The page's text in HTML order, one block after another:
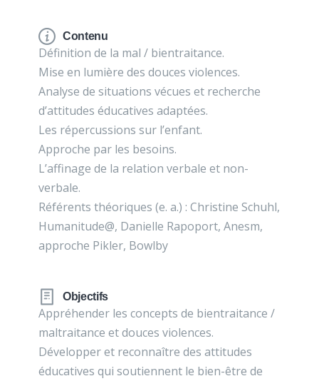
Contenu
Définition de la mal / bientraitance.
Mise en lumière des douces violences.
Analyse de situations vécues et recherche
d’attitudes éducatives adaptées.
Les répercussions sur l’enfant.
Approche par les besoins.
L’affinage de la relation verbale et non-
verbale.
Référents théoriques (e. a.) : Christine Schuhl,
Humanitude@, Danielle Rapoport, Anesm,
approche Pikler, Bowlby
Objectifs
Appréhender les concepts de bientraitance /
maltraitance et douces violences.
Développer et reconnaître des attitudes
éducatives qui soutiennent le bien-être de